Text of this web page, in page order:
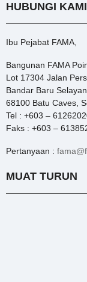
HUBUNGI KAMI
Ibu Pejabat FAMA,
Bangunan FAMA
Lot 17304 Jalan
Bandar Baru
68100 Batu Caves,
Tel : +603 –
Faks : +603 –
Pertanyaan :
MUAT TURUN